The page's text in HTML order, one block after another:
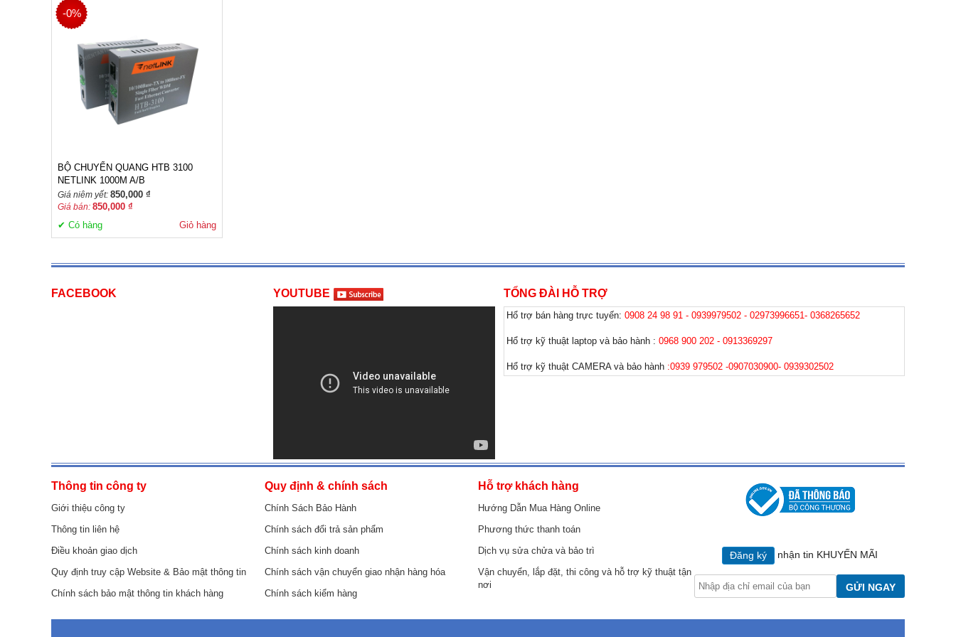
BỘ CHUYỂN QUANG HTB 3100
NETLINK 1000M A/B
Giá niêm yết: 850,000 ₫
Giá bán: 850,000 ₫
-0%
✔ Có hàng Giỏ hàng
FACEBOOK YOUTUBE TỔNG ĐÀI HỖ TRỢ
Hổ trợ bán hàng trực tuyến: 0908 24 98 91 - 0939979502 - 02973996651- 0368265652
Hổ trợ kỹ thuật laptop và bảo hành : 0968 900 202 - 0913369297
Hổ trợ kỹ thuật CAMERA và bảo hành :0939 979502 -0907030900- 0939302502
Thông tin công ty
Giới thiệu công ty
Thông tin liên hệ
Điều khoản giao dịch
Quy định truy cập Website & Bảo mật thông tin
Chính sách bảo mật thông tin khách hàng
Quy định & chính sách
Chính Sách Bảo Hành
Chính sách đổi trả sản phẩm
Chính sách kinh doanh
Chính sách vận chuyển giao nhận hàng hóa
Chính sách kiểm hàng
Hỗ trợ khách hàng
Hướng Dẫn Mua Hàng Online
Phương thức thanh toán
Dịch vụ sửa chửa và bảo trì
Vận chuyển, lắp đặt, thi công và hỗ trợ kỹ thuật tận
nơi
Đăng ký nhận tin KHUYẾN MÃI
GỬI NGAY